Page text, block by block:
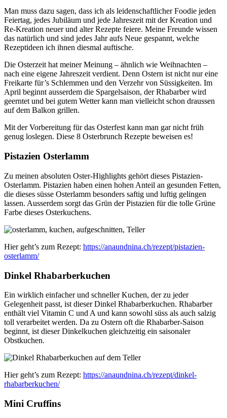
Man muss dazu sagen, dass ich als leidenschaftlicher Foodie jeden
Feiertag, jedes Jubiläum und jede Jahreszeit mit der Kreation und
Re-Kreation neuer und alter Rezepte feiere. Meine Freunde wissen
das natürlich und sind jedes Jahr aufs Neue gespannt, welche
Rezeptideen ich ihnen diesmal auftische.
Die Osterzeit hat meiner Meinung – ähnlich wie Weihnachten –
nach eine eigene Jahreszeit verdient. Denn Ostern ist nicht nur eine
Freikarte für’s Schlemmen und den Verzehr von Süssigkeiten. Im
April beginnt ausserdem die Spargelsaison, der Rhabarber wird
geerntet und bei gutem Wetter kann man vielleicht schon draussen
auf dem Balkon grillen.
Mit der Vorbereitung für das Osterfest kann man gar nicht früh
genug loslegen. Diese 8 Osterbrunch Rezepte beweisen es!
Pistazien Osterlamm
Zu meinen absoluten Oster-Highlights gehört dieses Pistazien-
Osterlamm. Pistazien haben einen hohen Anteil an gesunden Fetten,
die dieses süsse Osterlamm besonders saftig und luftig gelingen
lassen. Ausserdem sorgt das Grün der Pistazien für die tolle Grüne
Farbe dieses Osterkuchens.
Hier geht’s zum Rezept: https://anaundnina.ch/rezept/pistazien-
osterlamm/
Dinkel Rhabarberkuchen
Ein wirklich einfacher und schneller Kuchen, der zu jeder
Gelegenheit passt, ist dieser Dinkel Rhabarberkuchen. Rhabarber
enthält viel Vitamin C und A und kann sowohl süss als auch salzig
toll verarbeitet werden. Da zu Ostern oft die Rhabarber-Saison
beginnt, ist dieser Dinkelkuchen gleichzeitig ein saisonaler
Obstkuchen.
Hier geht’s zum Rezept: https://anaundnina.ch/rezept/dinkel-
rhabarberkuchen/
Mini Cruffins